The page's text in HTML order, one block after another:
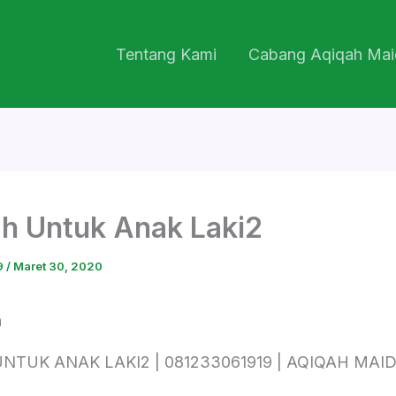
Tentang Kami Cabang Aqiqah
Untuk Anak Laki2
/ Maret 30, 2020
ANAK LAKI2 | 081233061919 | AQIQAH